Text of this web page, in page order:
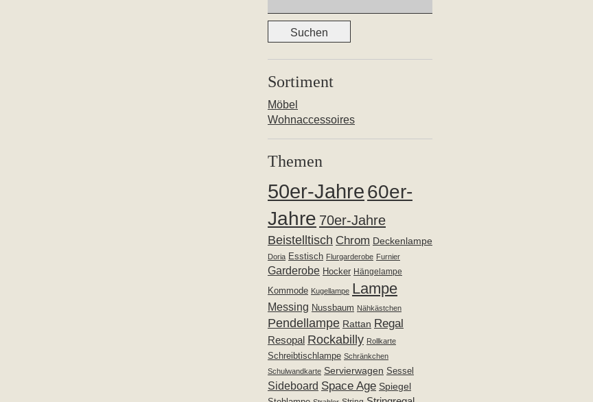
nach:
Sortiment
Möbel
Wohnaccessoires
Themen
50er-Jahre60er-
Jahre 70er-Jahre
Beistelltisch Chrom Deckenlampe
Doria Esstisch Flurgarderobe Furnier
Garderobe Hocker Hängelampe
Kommode Kugellampe Lampe
Messing Nussbaum Nähkästchen
Pendellampe Rattan Regal
Resopal Rockabilly Rollkarte
Schreibtischlampe Schränkchen
Schulwandkarte Servierwagen Sessel
Sideboard Space Age Spiegel